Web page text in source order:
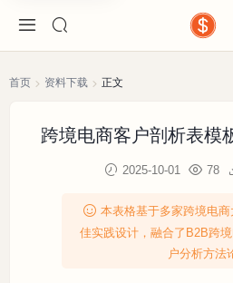
首页 资料下载 正文
跨境电商客户剖析表模
2025-10-01 78
本表格基于多家跨境电
佳实践设计，融合了B2B跨
户分析方法